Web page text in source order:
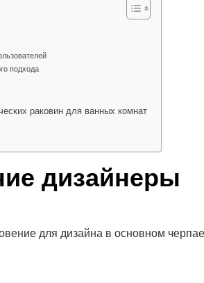
подхода
раковин для ванных комнат
дизайнеры
для дизайна в основном